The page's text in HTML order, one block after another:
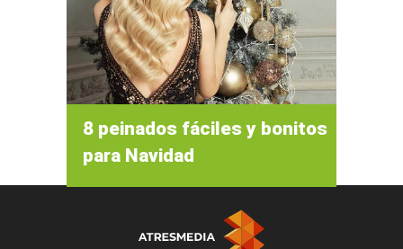
8 peinados fáciles y bonitos
para Navidad